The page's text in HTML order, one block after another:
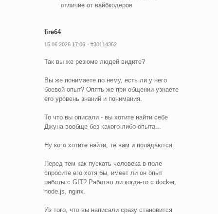
отличие от вайбкодеров
fire64
15.06.2026 17:06 #30114362
Так вы же резюме людей видите?
Вы же понимаете по нему, есть ли у него
боевой опыт? Опять же при общении узнаете
его уровень знаний и понимания.
То что вы описали - вы хотите найти себе
Джуна вообще без какого-либо опыта...
Ну кого хотите найти, те вам и попадаются.
Перед тем как пускать человека в поле
спросите его хотя бы, имеет ли он опыт
работы с GIT? Работал ли когда-то с docker,
node.js, nginx.
Из того, что вы написали сразу становится